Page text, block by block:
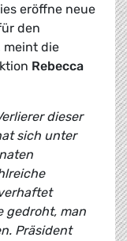
eröffne neue
den
meint die
Rebecca
dieser
sich unter
gedroht, man
Präsident